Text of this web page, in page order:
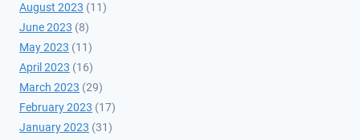
August 2023 (11)
June 2023 (8)
May 2023 (11)
April 2023 (16)
March 2023 (29)
February 2023 (17)
January 2023 (31)